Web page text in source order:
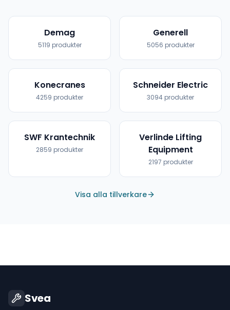
Demag
5119 produkter
Generell
5056 produkter
Konecranes
4259 produkter
Schneider Electric
3094 produkter
SWF Krantechnik
2859 produkter
Verlinde Lifting
Equipment
2197 produkter
Visa alla tillverkare
Svea